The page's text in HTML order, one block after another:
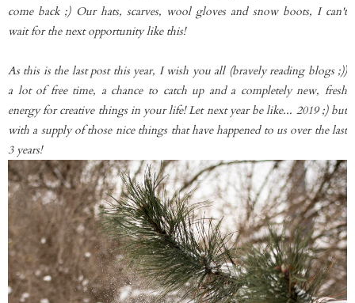
come back ;) Our hats, scarves, wool gloves and snow boots, I can't
wait for the next opportunity like this!
As this is the last post this year, I wish you all (bravely reading blogs ;))
a lot of free time, a chance to catch up and a completely new, fresh
energy for creative things in your life! Let next year be like... 2019 ;) but
with a supply of those nice things that have happened to us over the last
3 years!